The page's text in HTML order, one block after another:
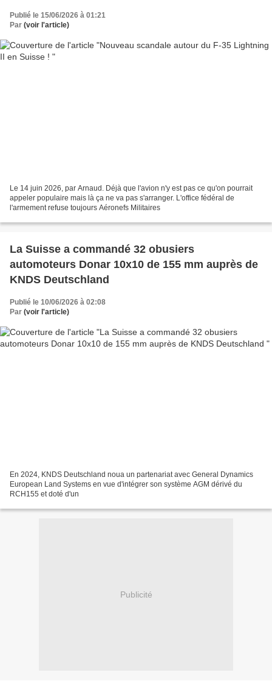
Publié le 15/06/2026 à 01:21
Par (voir l'article)
Le 14 juin 2026, par Arnaud. Déjà que l'avion n'y est pas ce qu'on pourrait
appeler populaire mais là ça ne va pas s'arranger. L'office fédéral de
l'armement refuse toujours Aéronefs Militaires
La Suisse a commandé 32 obusiers
automoteurs Donar 10x10 de 155 mm auprès de
KNDS Deutschland
Publié le 10/06/2026 à 02:08
Par (voir l'article)
En 2024, KNDS Deutschland noua un partenariat avec General Dynamics
European Land Systems en vue d'intégrer son système AGM dérivé du
RCH155 et doté d'un
Publicité